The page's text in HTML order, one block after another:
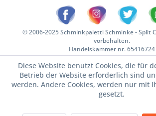
© 2006-2025 Schminkpaletti Schminke - Split
vorbehalten.
Handelskammer nr. 65416724
Diese Website benutzt Cookies, die für
Betrieb der Website erforderlich sind
werden. Andere Cookies, werden nur mit
gesetzt.